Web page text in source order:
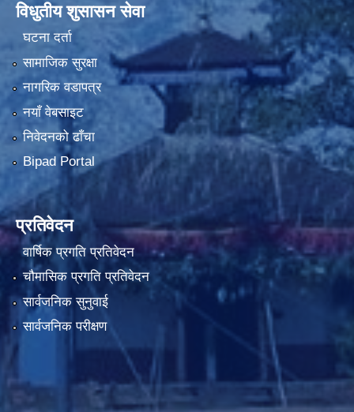
विधुतीय शुसासन सेवा
घटना दर्ता
सामाजिक सुरक्षा
नागरिक वडापत्र
नयाँ वेबसाइट
निवेदनको ढाँचा
Bipad Portal
प्रतिवेदन
वार्षिक प्रगति प्रतिवेदन
चौमासिक प्रगति प्रतिवेदन
सार्वजनिक सुनुवाई
सार्वजनिक परीक्षण